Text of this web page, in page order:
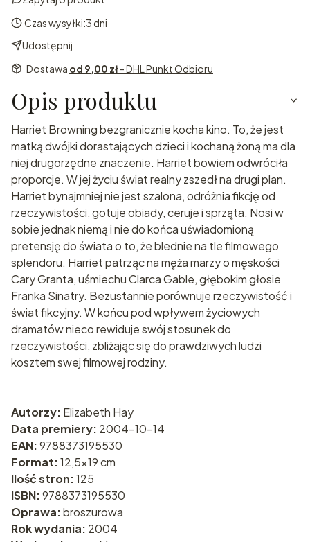
Czas wysyłki:3 dni
Udostępnij
Dostawa od 9,00 zł- DHL Punkt Odbioru
Opis produktu
Harriet Browning bezgranicznie kocha kino. To, że jest
matką dwójki dorastających dzieci i kochaną żoną ma dla
niej drugorzędne znaczenie. Harriet bowiem odwróciła
proporcje. W jej życiu świat realny zszedł na drugi plan.
Harriet bynajmniej nie jest szalona, odróżnia fikcję od
rzeczywistości, gotuje obiady, ceruje i sprząta. Nosi w
sobie jednak niemą i nie do końca uświadomioną
pretensję do świata o to, że blednie na tle filmowego
splendoru. Harriet patrząc na męża marzy o męskości
Cary Granta, uśmiechu Clarca Gable, głębokim głosie
Franka Sinatry. Bezustannie porównuje rzeczywistość i
świat fikcyjny. W końcu pod wpływem życiowych
dramatów nieco rewiduje swój stosunek do
rzeczywistości, zbliżając się do prawdziwych ludzi
kosztem swej filmowej rodziny.
Autorzy: Elizabeth Hay
Data premiery: 2004-10-14
EAN:9788373195530
Format:12,5x19 cm
Ilość stron:125
ISBN:9788373195530
Oprawa:broszurowa
Rok wydania: 2004